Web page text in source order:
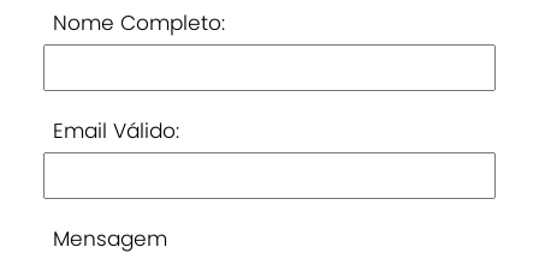
Nome Completo:
Email Válido:
Mensagem